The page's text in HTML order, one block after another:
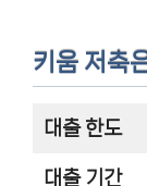
키움 저축
대출 한도
대출 기간